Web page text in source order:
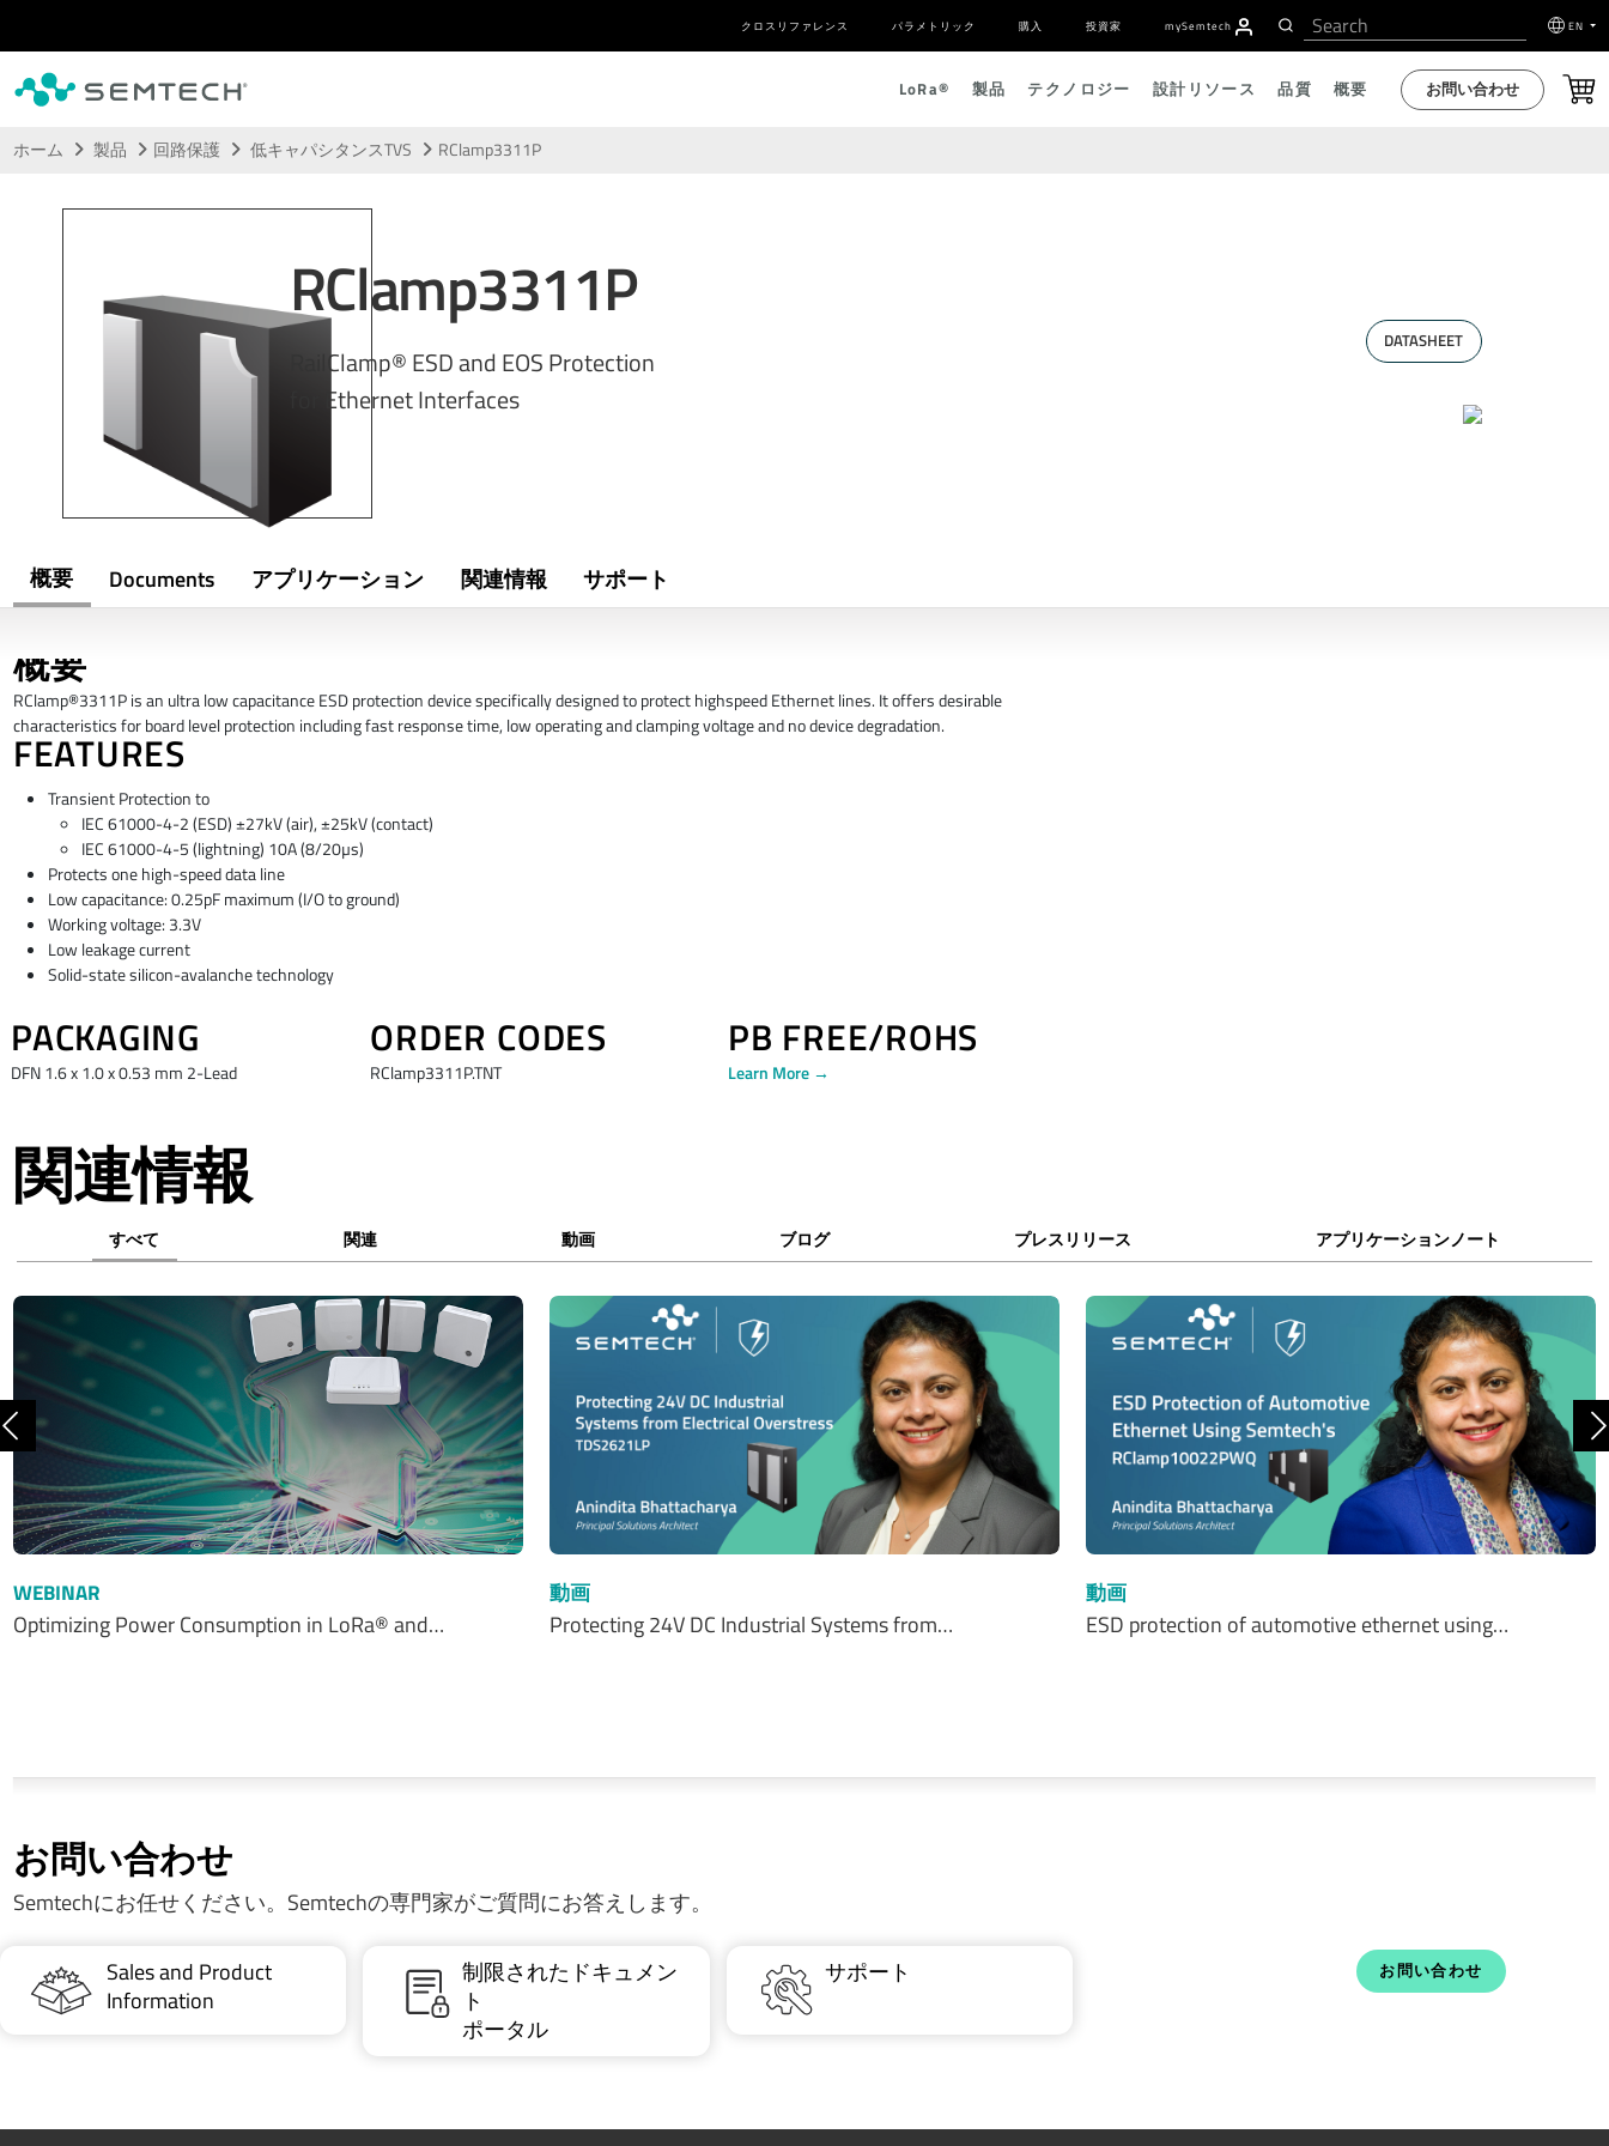
メインコンテンツにスキップ
クロスリファレンス パラメトリック 購入 投資家 mySemtech EN
LoRa® 製品 テクノロジー 設計リソース 品質 概要 お問い合わせ
ホーム 製品 回路保護 低キャパシタンスTVS RClamp3311P
RClamp3311P
RailClamp® ESD and EOS Protection
for Ethernet Interfaces
DATASHEET
概要 Documents アプリケーション 関連情報 サポート
概要
RClamp®3311P is an ultra low capacitance ESD protection device specifically designed to protect highspeed Ethernet lines. It offers desirable
characteristics for board level protection including fast response time, low operating and clamping voltage and no device degradation.
FEATURES
Transient Protection to
IEC 61000-4-2 (ESD) ±27kV (air), ±25kV (contact)
IEC 61000-4-5 (lightning) 10A (8/20µs)
Protects one high-speed data line
Low capacitance: 0.25pF maximum (I/O to ground)
Working voltage: 3.3V
Low leakage current
Solid-state silicon-avalanche technology
PACKAGING
DFN 1.6 x 1.0 x 0.53 mm 2-Lead
ORDER CODES
RClamp3311P.TNT
PB FREE/ROHS
Learn More →
関連情報
すべて 関連 動画 ブログ プレスリリース アプリケーションノート
WEBINAR
Optimizing Power Consumption in LoRa® and…
動画
Protecting 24V DC Industrial Systems from…
動画
ESD protection of automotive ethernet using…
前へ
お問い合わせ
Semtechにお任せください。Semtechの専門家がご質問にお答えします。
Sales and Product
Information
制限されたドキュメン
ト
ポータル
サポート お問い合わせ